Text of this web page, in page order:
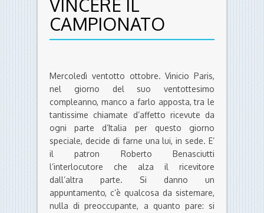
VINCERE IL
CAMPIONATO
Mercoledì ventotto ottobre. Vinicio Paris,
nel giorno del suo ventottesimo
compleanno, manco a farlo apposta, tra le
tantissime chiamate d’affetto ricevute da
ogni parte d’Italia per questo giorno
speciale, decide di farne una lui, in sede. E’
il patron Roberto Benasciutti
l’interlocutore che alza il ricevitore
dall’altra parte. Si danno un
appuntamento, c’è qualcosa da sistemare,
nulla di preoccupante, a quanto pare: si